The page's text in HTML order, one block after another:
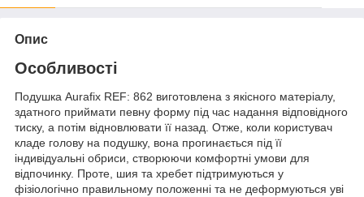
Опис
Особливості
Подушка Aurafix REF: 862 виготовлена з якісного матеріалу,
здатного приймати певну форму під час надання відповідного
тиску, а потім відновлювати її назад. Отже, коли користувач
кладе голову на подушку, вона прогинається під її
індивідуальні обриси, створюючи комфортні умови для
відпочинку. Проте, шия та хребет підтримуються у
фізіологічно правильному положенні та не деформуються уві